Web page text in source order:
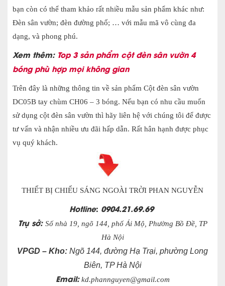
bạn còn có thể tham khảo rất nhiều mẫu sản phẩm khác như:
Đèn sân vườn; đèn đường phố; … với mẫu mã vô cùng đa
dạng, và phong phú.
Xem thêm: Top 3 sản phẩm cột đèn sân vườn 4
bóng phù hợp mọi không gian
Trên đây là những thông tin về sản phẩm Cột đèn sân vườn
DC05B tay chùm CH06 – 3 bóng. Nếu bạn có nhu cầu muốn
sử dụng cột đèn sân vườn thì hãy liên hệ với chúng tôi để được
tư vấn và nhận nhiều ưu đãi hấp dẫn. Rất hân hạnh được phục
vụ quý khách.
THIẾT BỊ CHIẾU SÁNG NGOÀI TRỜI PHAN NGUYỄN
Hotline: 0904.21.69.69
Trụ sở: Số nhà 19, ngõ 144, phố Ái Mộ, Phường Bồ Đề, TP
Hà Nội
VPGD – Kho: Ngõ 144, đường Hạ Trại, phường Long
Biên, TP Hà Nội
Email:kd.phannguyen@gmail.com